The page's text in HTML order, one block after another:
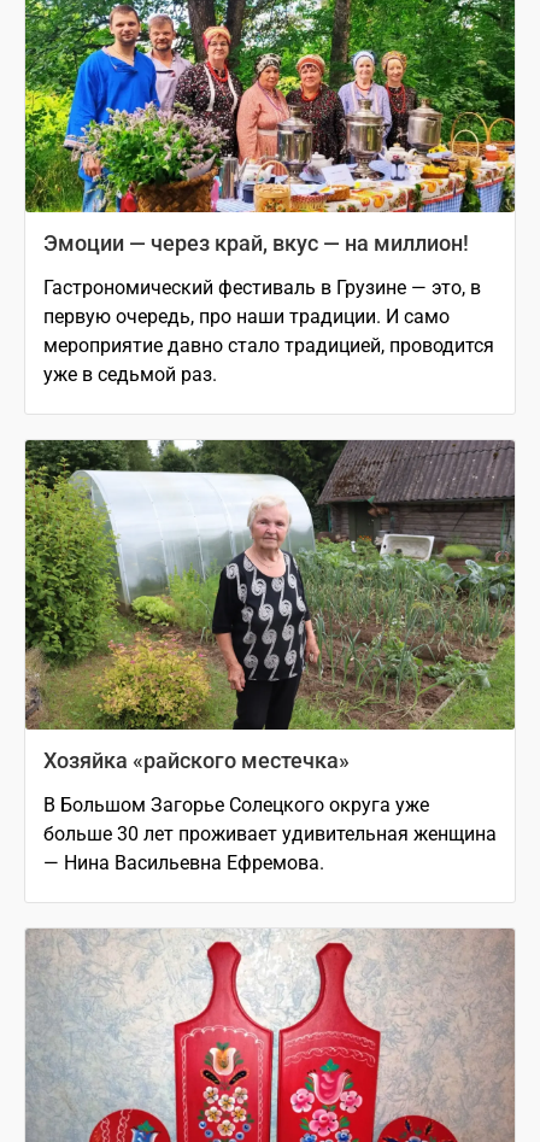
Эмоции — через край, вкус — на миллион!
Гастрономический фестиваль в Грузине — это, в
первую очередь, про наши традиции. И само
мероприятие давно стало традицией, проводится
уже в седьмой раз.
Хозяйка «райского местечка»
В Большом Загорье Солецкого округа уже
больше 30 лет проживает удивительная женщина
— Нина Васильевна Ефремова.